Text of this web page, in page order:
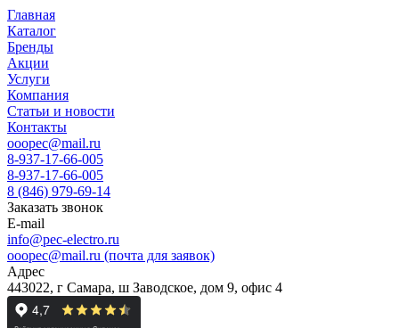
Главная
Каталог
Бренды
Акции
Услуги
Компания
Статьи и новости
Контакты
ooopec@mail.ru
8-937-17-66-005
8-937-17-66-005
8 (846) 979-69-14
Заказать звонок
E-mail
info@pec-electro.ru
ooopec@mail.ru (почта для заявок)
Адрес
443022, г Самара, ш Заводское, дом 9, офис 4